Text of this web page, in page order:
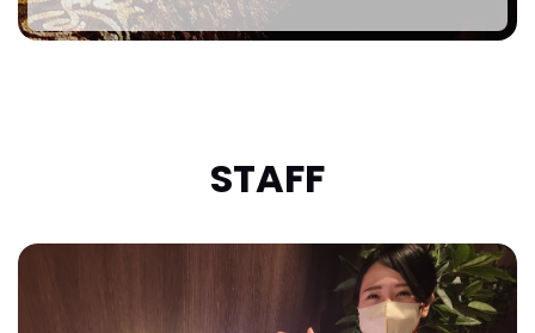
STAFF